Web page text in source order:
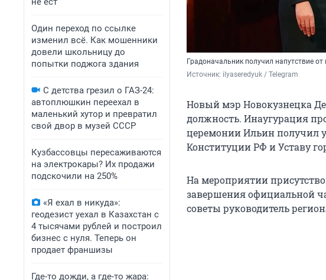
Один переход по ссылке
изменил всё. Как мошенники
довели школьницу до
попытки поджога здания
С детства грезил о ГАЗ-24:
автоплюшкин переехал в
маленький хутор и превратил
свой двор в музей СССР
Кузбассовцы пересаживаются
на электрокары? Их продажи
подскочили на 250%
«Я ехал в никуда»:
геодезист уехал в Казахстан с
4 тысячами рублей и построил
бизнес с нуля. Теперь он
продает франшизы
Где-то дожди, а где-то жара:
Градоначальник получил напутствие от
Источник: ilyaseredyuk / Telegram
Новый мэр Новокузнецка
должность. Инаугурация
церемонии Ильин получил
Конституции РФ и Уставу
На мероприятии
завершения официальной
советы руководитель